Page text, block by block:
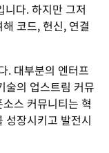
다. 하지만 그저
코드, 헌신, 연결
. 대부분의 엔터프
술의 업스트림 커뮤
스 커뮤니티는 혁
성장시키고 발전시